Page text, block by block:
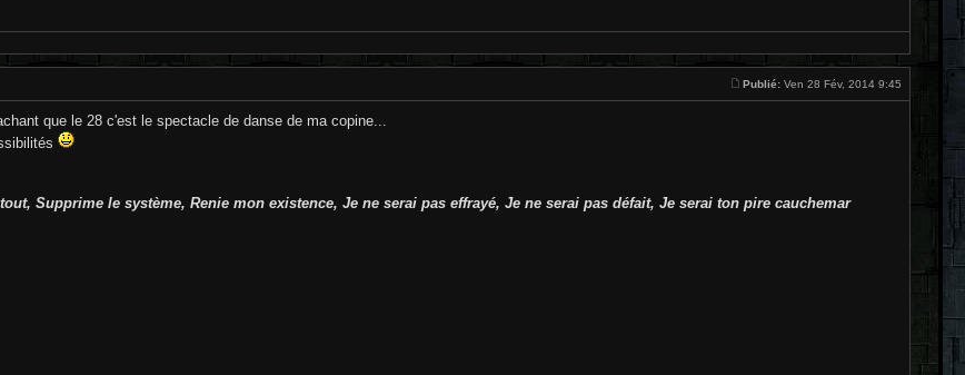
Publié: Ven 28 Fév, 2014 9:45
que le 28 c'est le spectacle de danse de ma copine...
Supprime le système, Renie mon existence, Je ne serai pas effrayé, Je ne serai pas défait, Je serai ton pire cauchemar